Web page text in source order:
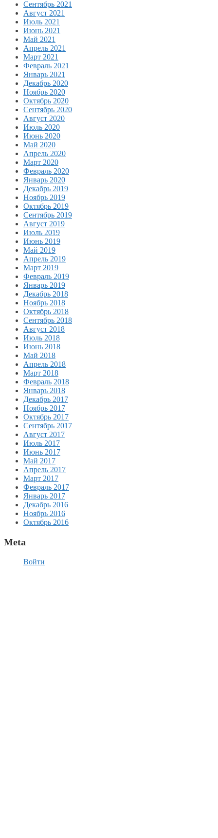
Сентябрь 2021
Август 2021
Июль 2021
Июнь 2021
Май 2021
Апрель 2021
Март 2021
Февраль 2021
Январь 2021
Декабрь 2020
Ноябрь 2020
Октябрь 2020
Сентябрь 2020
Август 2020
Июль 2020
Июнь 2020
Май 2020
Апрель 2020
Март 2020
Февраль 2020
Январь 2020
Декабрь 2019
Ноябрь 2019
Октябрь 2019
Сентябрь 2019
Август 2019
Июль 2019
Июнь 2019
Май 2019
Апрель 2019
Март 2019
Февраль 2019
Январь 2019
Декабрь 2018
Ноябрь 2018
Октябрь 2018
Сентябрь 2018
Август 2018
Июль 2018
Июнь 2018
Май 2018
Апрель 2018
Март 2018
Февраль 2018
Январь 2018
Декабрь 2017
Ноябрь 2017
Октябрь 2017
Сентябрь 2017
Август 2017
Июль 2017
Июнь 2017
Май 2017
Апрель 2017
Март 2017
Февраль 2017
Январь 2017
Декабрь 2016
Ноябрь 2016
Октябрь 2016
Meta
Войти